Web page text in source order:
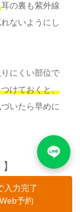
耳の裏も紫外線
ないようにし
にくい部位で
けておくと、
いたら早めに
入力完了
予約